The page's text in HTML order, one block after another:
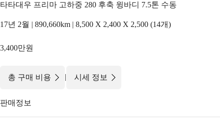
타타대우 프리마 고하중 280 후축 윙바디 7.5톤 수동
17년 2월 | 890,660km | 8,500 X 2,400 X 2,500 (14개)
3,400만원
총 구매 비용 | 시세 정보
판매정보